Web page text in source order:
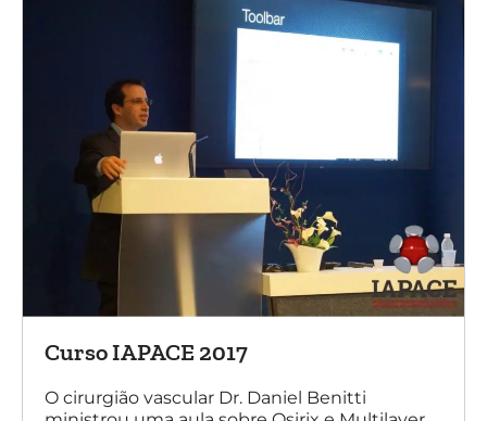
Curso IAPACE 2017
O cirurgião vascular Dr. Daniel Benitti